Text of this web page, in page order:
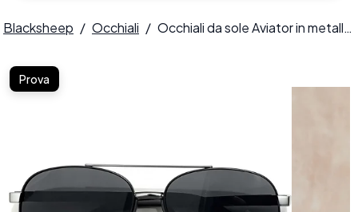
Blacksheep / Occhiali / Occhiali da sole Aviator in metallo nero #BS0824-0285
Prova